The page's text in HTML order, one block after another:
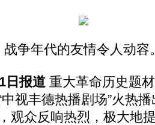
战争年代的友情令人动容
日报道 重大革命历史题
视丰德热播剧场”火热
观众反响热烈，极大地